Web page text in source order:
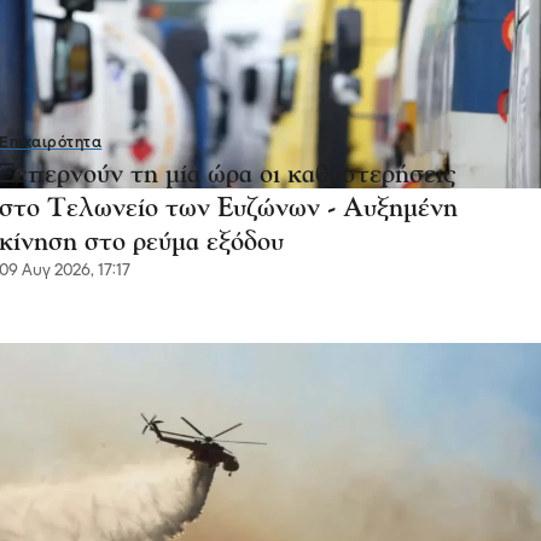
Επικαιρότητα
Ξεπερνούν τη μία ώρα οι καθυστερήσεις
στο Τελωνείο των Ευζώνων - Αυξημένη
κίνηση στο ρεύμα εξόδου
09 Αυγ 2026, 17:17